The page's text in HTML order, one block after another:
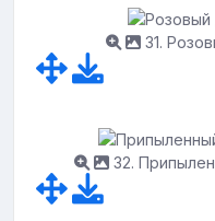
31.
32.